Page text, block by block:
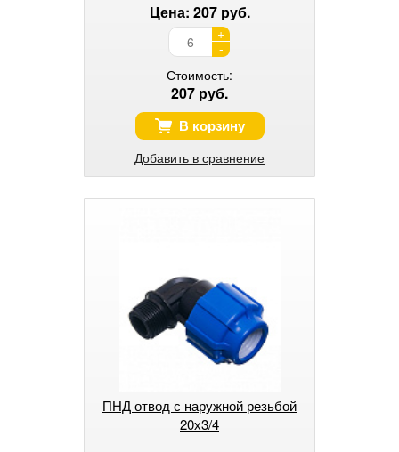
Цена: 207 руб.
+
-
Стоимость:
207 руб.
В корзину
Добавить в сравнение
ПНД отвод с наружной резьбой
20х3/4